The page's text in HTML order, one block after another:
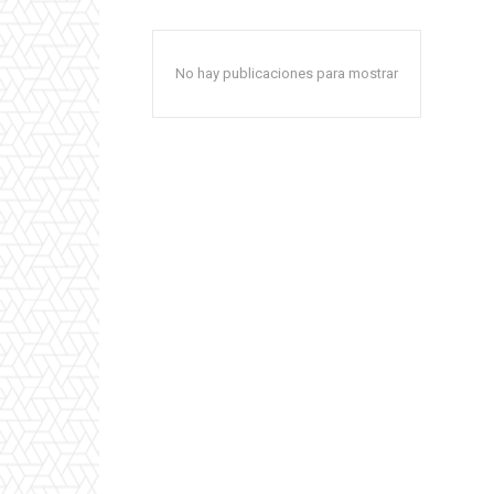
No hay publicaciones para mostrar